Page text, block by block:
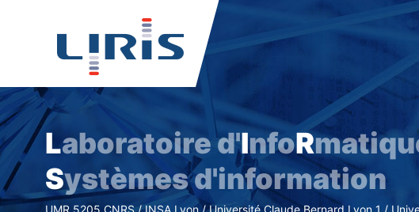
Laboratoire d'InfoR
Systèmes d'information
UMR 5205 CNRS / INSA Lyon / Université Claude Bernard Lyon 1 /